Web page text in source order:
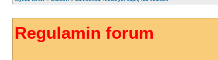
Regulamin forum